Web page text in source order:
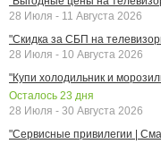
28 Июля - 11 Августа 2026
"Скидка за СБП на
28 Июля - 10 Августа 2026
"Купи холодильник и
Осталось 23 дня
28 Июля - 30 Августа 2026
"Сервисные привилегии |